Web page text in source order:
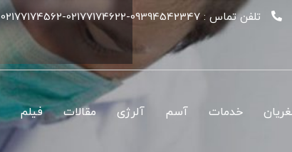
تلفن تماس :09394542347-02177174622-02177174562
خدمات آسم آلرژی مقالات فیلم